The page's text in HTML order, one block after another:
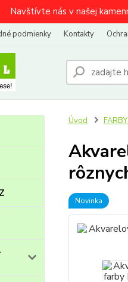
Navštívte nás v našej
podmienky Kontakty
Úvod
Novinka